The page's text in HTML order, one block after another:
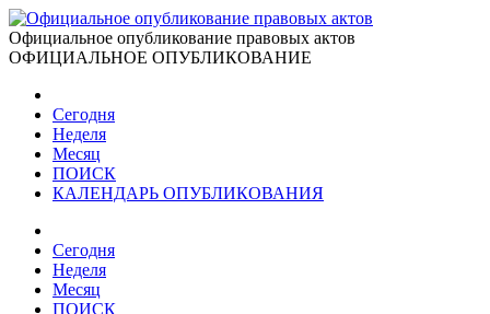
Официальное опубликование правовых актов
ОФИЦИАЛЬНОЕ ОПУБЛИКОВАНИЕ
Сегодня
Неделя
Месяц
ПОИСК
КАЛЕНДАРЬ ОПУБЛИКОВАНИЯ
Сегодня
Неделя
Месяц
ПОИСК